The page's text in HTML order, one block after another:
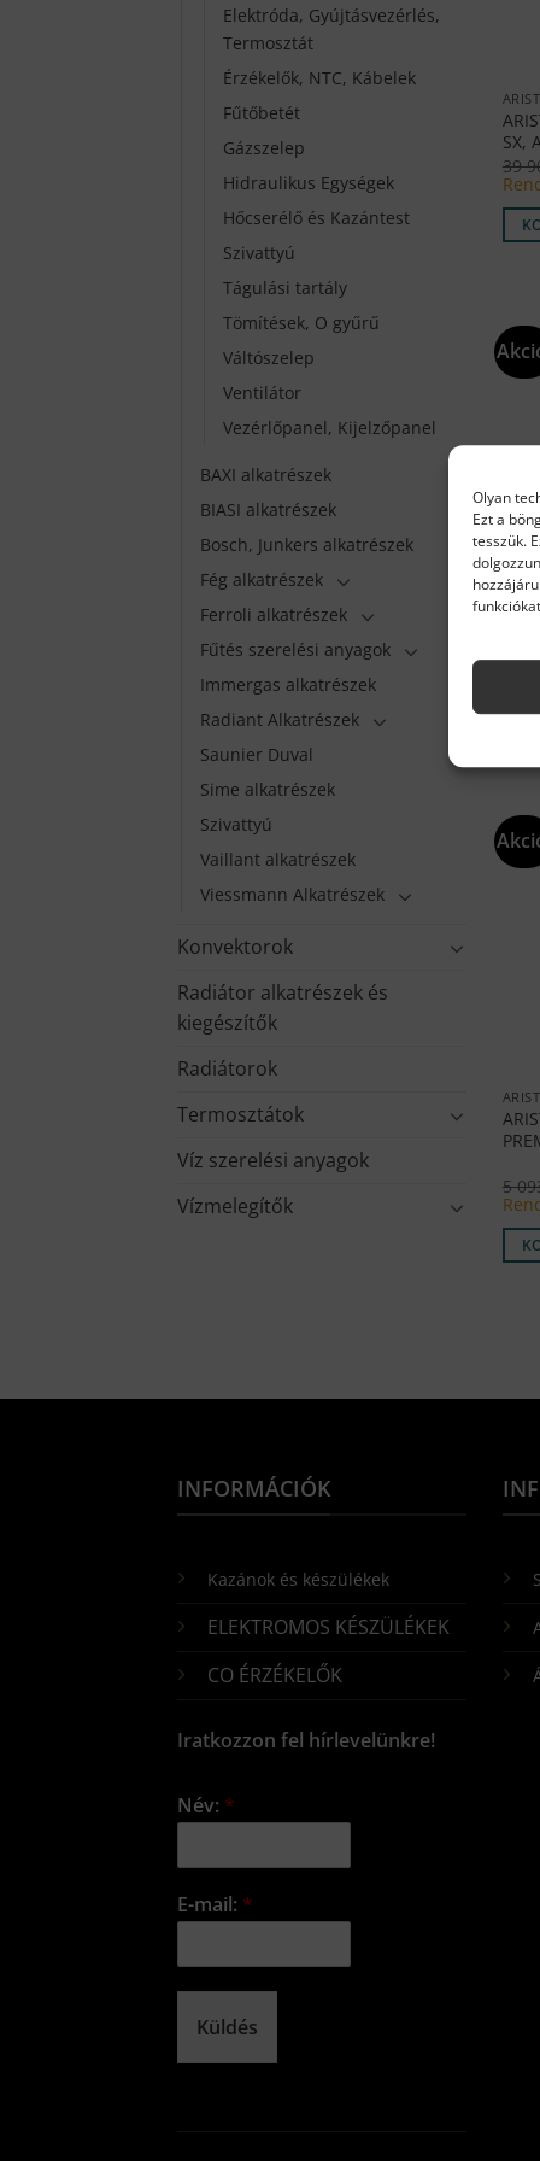
Olyan
Ezt a
tesszük.
Elektróda, Gyújtásvezérlés,
Termosztát
Érzékelők, NTC, Kábelek
Fűtőbetét
Gázszelep
Hidraulikus Egységek
Hőcserélő és Kazántest
Szivattyú
Tágulási tartály
Tömítések, O gyűrű
Váltószelep
Ventilátor
Vezérlőpanel, Kijelzőpanel
BAXI alkatrészek
BIASI alkatrészek
Bosch, Junkers alkatrészek
Fég alkatrészek
Ferroli alkatrészek
Fűtés szerelési anyagok
Immergas alkatrészek
Radiant Alkatrészek
Saunier Duval
Sime alkatrészek
Szivattyú
Vaillant alkatrészek
Viessmann Alkatrészek
Konvektorok
Radiátor alkatrészek és
kiegészítők
Radiátorok
Termosztátok
Víz szerelési anyagok
Vízmelegítők
SX,
39
7
5
INFORMÁCIÓK
Kazánok és készülékek
ELEKTROMOS KÉSZÜLÉKEK
CO ÉRZÉKELŐK
Iratkozzon fel hírlevelünkre!
Név: *
E-mail: *
Küldés